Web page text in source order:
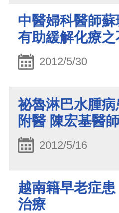
中醫婦科醫師
有助緩解化療之
2012/5/30
祕魯淋巴水腫
附醫 陳宏基醫師
2012/5/16
越南籍早老症
治療